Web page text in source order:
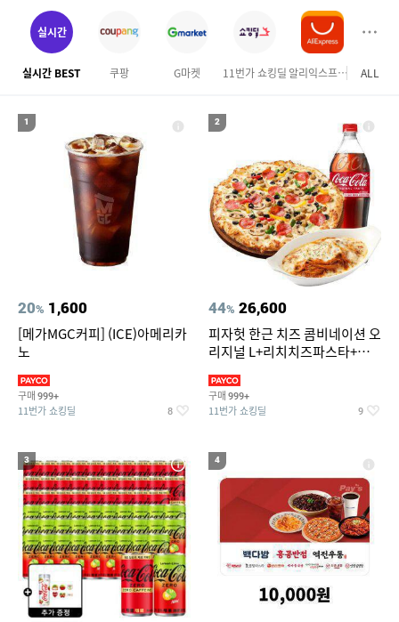
11 실외기없는 에어컨 라인댄스옷
14 나이키 운동화
16 미니인형뽑기기계 17 메가커피 18 차량햇빛가리개
에스티로더 더블 웨어 파운데이션 30ml(SPF10)
워터파크
ALL
실시간
실시간 BEST 쿠팡 G마켓 11번가 쇼킹딜 알리익스프레스 GS
1
20% 1,600
[메가MGC커피] (ICE)아메리카
노
구매 999+
11번가 쇼킹딜 8
2
44% 26,600
피자헛 한근 치즈 콤비네이션 오
리지널 L+리치치즈파스타+콜
구매 999+
11번가 쇼킹딜 9
3 4